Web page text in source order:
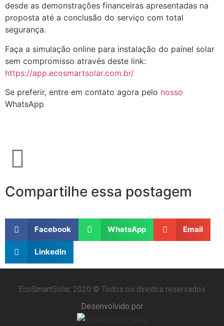
desde as demonstrações financeiras apresentadas na
proposta até a conclusão do serviço com total
segurança.
Faça a simulação online para instalação do painel solar
sem compromisso através deste link:
https://app.ecosmartsolar.com.br/
Se preferir, entre em contato agora pelo nosso
WhatsApp
Compartilhe essa postagem
Facebook WhatsApp Email
LinkedIn
EcoSmartSolar, 2020 © Todos os direitos reservados
Desenvolvido por